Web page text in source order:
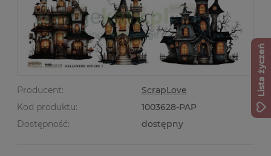
Producent:
ScrapLove
Kod produktu:
1003628-PAP
Dostępność:
dostępny
Lista życzeń